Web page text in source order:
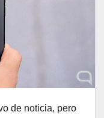
de noticia, pero